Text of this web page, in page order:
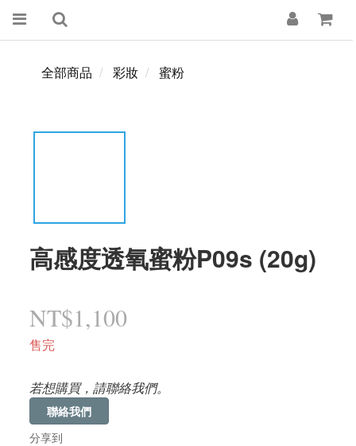
全部商品 彩妝 蜜粉
高感度透氧蜜粉P09s (20g)
NT$1,100
售完
若想購買，請聯絡我們。
聯絡我們
分享到